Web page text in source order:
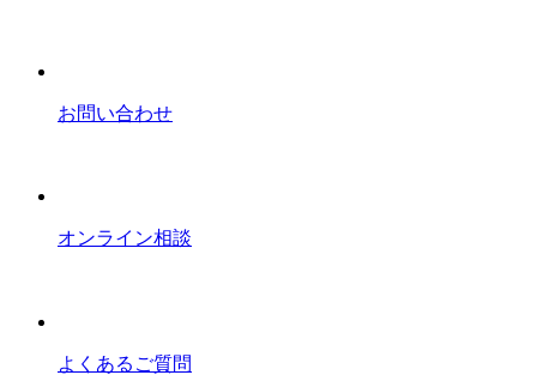
お問い合わせ
オンライン相談
よくあるご質問